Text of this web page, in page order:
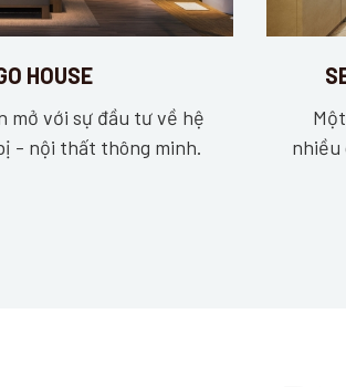
HOUSE
mở với sự đầu tư về hệ
- nội thất thông minh.
nhiều